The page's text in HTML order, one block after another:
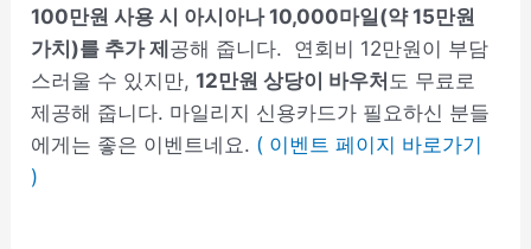
100만원 사용 시 아시아나 10,000마일(약 15만원
가치)를 추가 제 공해 줍니다. 연회비 12만원이 부담
스러울 수 있지만,12만원 상당이 바우처 도 무료로
제공해 줍니다. 마일리지 신용카드가 필요하신 분들
에게는 좋은 이벤트네요. ( 이벤트 페이지 바로가기
)